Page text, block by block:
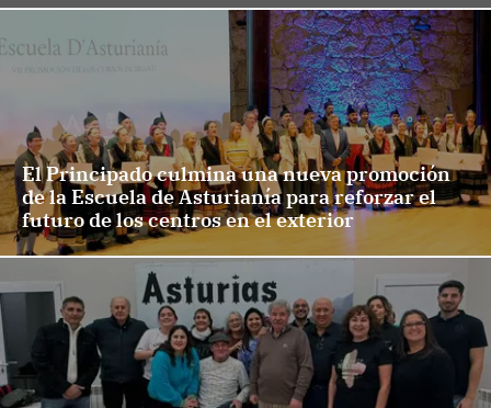
El Principado culmina una nueva promoción
de la Escuela de Asturianía para reforzar el
futuro de los centros en el exterior